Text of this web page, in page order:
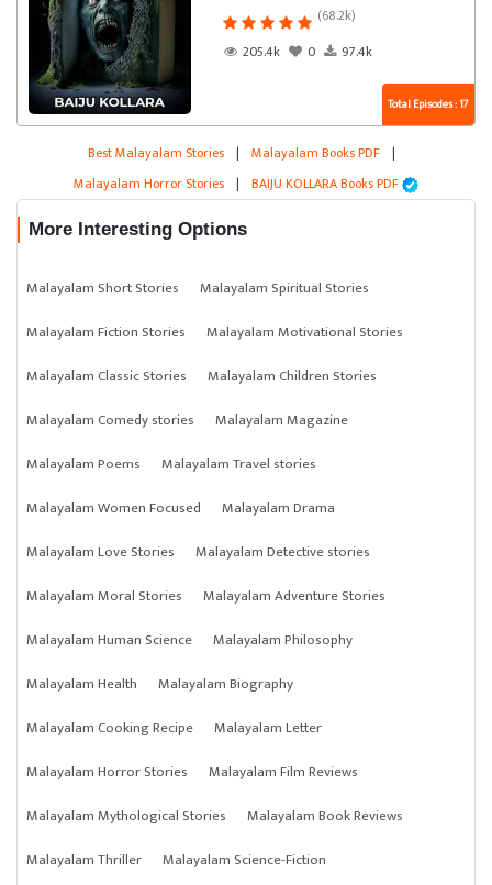
(68.2k)
205.4k
0 97.4k
Total Episodes : 17
Best Malayalam Stories | Malayalam Books PDF |
Malayalam Horror Stories | BAIJU KOLLARA Books PDF
More Interesting Options
Malayalam Short Stories
Malayalam Spiritual Stories
Malayalam Fiction Stories
Malayalam Motivational Stories
Malayalam Classic Stories
Malayalam Children Stories
Malayalam Comedy stories
Malayalam Magazine
Malayalam Poems
Malayalam Travel stories
Malayalam Women Focused
Malayalam Drama
Malayalam Love Stories
Malayalam Detective stories
Malayalam Moral Stories
Malayalam Adventure Stories
Malayalam Human Science
Malayalam Philosophy
Malayalam Health
Malayalam Biography
Malayalam Cooking Recipe
Malayalam Letter
Malayalam Horror Stories
Malayalam Film Reviews
Malayalam Mythological Stories
Malayalam Book Reviews
Malayalam Thriller
Malayalam Science-Fiction